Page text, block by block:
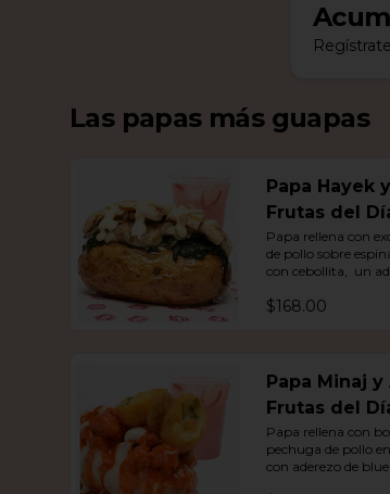
Las papas más guapas
Papa Hayek
Frutas del
Papa rellena con
de pollo sobre
con cebollita,  un
Poblano.
del día.
$168.00
Papa Minaj
Frutas del
Papa rellena con
pechuga de pollo
con aderezo de
dedo de queso